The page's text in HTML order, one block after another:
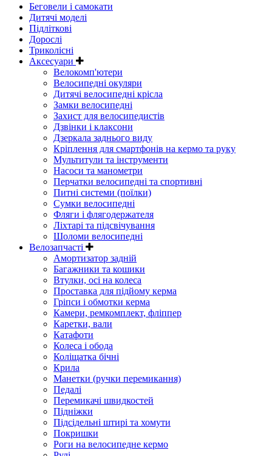
Беговели і самокати
Дитячі моделі
Підліткові
Дорослі
Триколісні
Аксесуари
Велокомп'ютери
Велосипедні окуляри
Дитячі велосипедні крісла
Замки велосипедні
Захист для велосипедистів
Дзвінки і клаксони
Дзеркала заднього виду
Кріплення для смартфонів на кермо та руку
Мультитули та інструменти
Насоси та манометри
Перчатки велосипедні та спортивні
Питні системи (поїлки)
Сумки велосипедні
Фляги і флягодержателя
Ліхтарі та підсвічування
Шоломи велосипедні
Велозапчасті
Амортизатор задній
Багажники та кошики
Втулки, осі на колеса
Проставка для підйому керма
Гріпси і обмотки керма
Камери, ремкомплект, фліппер
Каретки, вали
Катафоти
Колеса і обода
Коліщатка бічні
Крила
Манетки (ручки перемикання)
Педалі
Перемикачі швидкостей
Підніжки
Підсідельні штирі та хомути
Покришки
Роги на велосипедне кермо